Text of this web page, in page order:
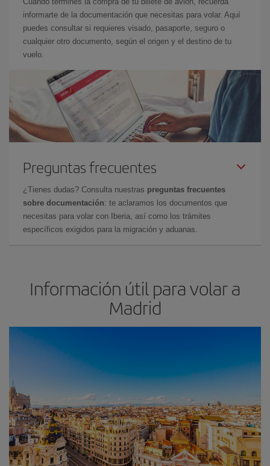
informarte de la documentación que necesitas para volar. Aquí
puedes consultar si requieres visado, pasaporte, seguro o
cualquier otro documento, según el origen y el destino de tu
vuelo.
Preguntas frecuentes
¿Tienes dudas? Consulta nuestras preguntas frecuentes
sobre documentación: te aclaramos los documentos que
necesitas para volar con Iberia, así como los trámites
específicos exigidos para la migración y aduanas.
Información útil para volar a
Madrid